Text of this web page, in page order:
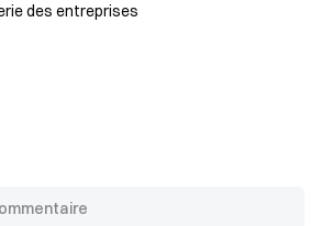
des entreprises